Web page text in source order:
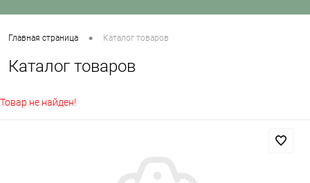
Главная страница • Каталог товаров
Каталог товаров
Товар не найден!